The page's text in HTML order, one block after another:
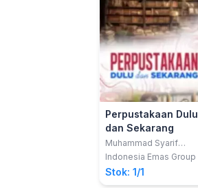
Perpustakaan Dulu
dan Sekarang
Muhammad Syarif
Bando
Indonesia Emas Group
Stok: 1/1